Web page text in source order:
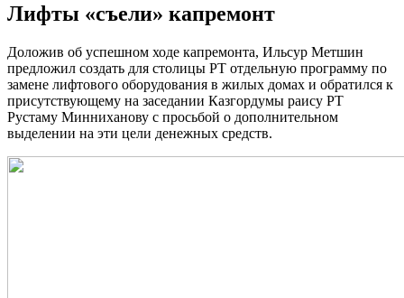
Лифты «съели» капремонт
Доложив об успешном ходе капремонта, Ильсур Метшин
предложил создать для столицы РТ отдельную программу по
замене лифтового оборудования в жилых домах и обратился к
присутствующему на заседании Казгордумы раису РТ
Рустаму Минниханову с просьбой о дополнительном
выделении на эти цели денежных средств.